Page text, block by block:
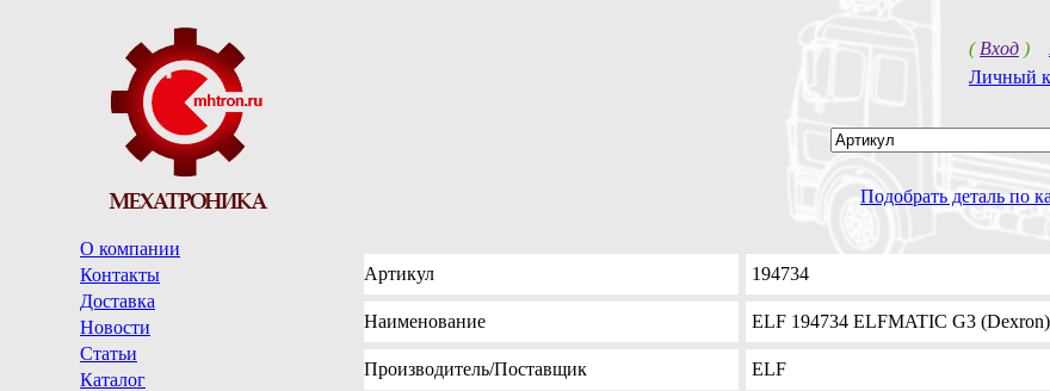
( Вход )
Личный
Подобрать деталь по
О компании
Контакты
Доставка
Новости
Статьи
Каталог
Артикул 194734
Наименование ELF 194734 ELFMATIC G3
Производитель/Поставщик ELF